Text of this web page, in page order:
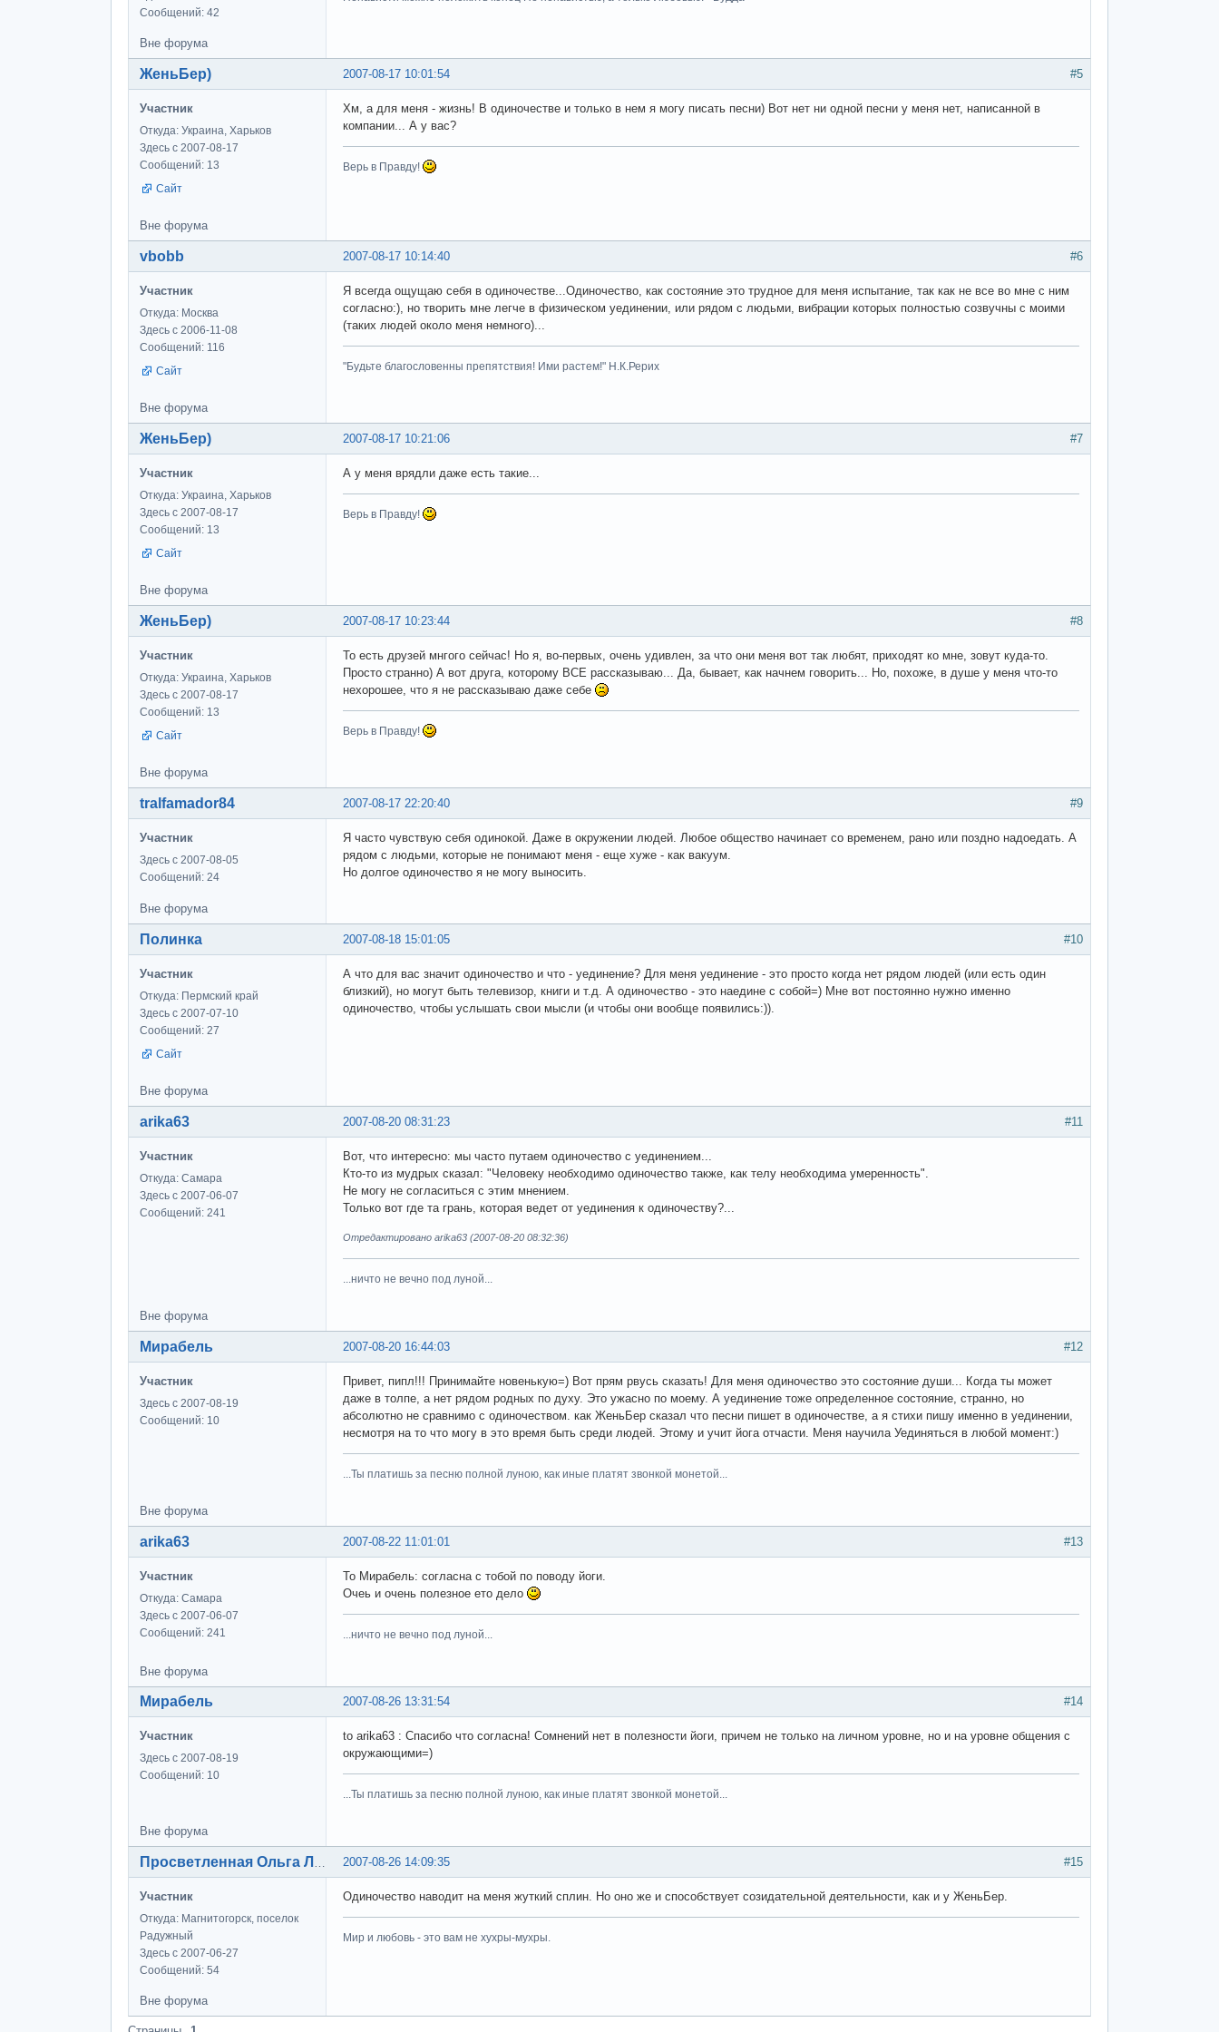
Сообщений: 42
Вне форума
#5
2007-08-17 10:01:54
ЖеньБер)
Участник
Откуда: Украина, Харьков
Здесь с 2007-08-17
Сообщений: 13
Сайт
Хм, а для меня - жизнь! В одиночестве и только в нем я могу писать песни) Вот нет ни одной песни у меня нет, написанной в
компании... А у вас?
Верь в Правду!
Вне форума
#6
2007-08-17 10:14:40
vbobb
Участник
Откуда: Москва
Здесь с 2006-11-08
Сообщений: 116
Сайт
Я всегда ощущаю себя в одиночестве...Одиночество, как состояние это трудное для меня испытание, так как не все во мне с ним
согласно:), но творить мне легче в физическом уединении, или рядом с людьми, вибрации которых полностью созвучны с моими
(таких людей около меня немного)...
"Будьте благословенны препятствия! Ими растем!" Н.К.Рерих
Вне форума
#7
2007-08-17 10:21:06
ЖеньБер)
Участник
Откуда: Украина, Харьков
Здесь с 2007-08-17
Сообщений: 13
Сайт
А у меня врядли даже есть такие...
Верь в Правду!
Вне форума
#8
2007-08-17 10:23:44
ЖеньБер)
Участник
Откуда: Украина, Харьков
Здесь с 2007-08-17
Сообщений: 13
Сайт
То есть друзей мнгого сейчас! Но я, во-первых, очень удивлен, за что они меня вот так любят, приходят ко мне, зовут куда-то.
Просто странно) А вот друга, которому ВСЕ рассказываю... Да, бывает, как начнем говорить... Но, похоже, в душе у меня что-то
нехорошее, что я не рассказываю даже себе
Верь в Правду!
Вне форума
#9
2007-08-17 22:20:40
tralfamador84
Участник
Здесь с 2007-08-05
Сообщений: 24
Я часто чувствую себя одинокой. Даже в окружении людей. Любое общество начинает со временем, рано или поздно надоедать. А
рядом с людьми, которые не понимают меня - еще хуже - как вакуум.
Но долгое одиночество я не могу выносить.
Вне форума
#10
2007-08-18 15:01:05
Полинка
Участник
Откуда: Пермский край
Здесь с 2007-07-10
Сообщений: 27
Сайт
А что для вас значит одиночество и что - уединение? Для меня уединение - это просто когда нет рядом людей (или есть один
близкий), но могут быть телевизор, книги и т.д. А одиночество - это наедине с собой=) Мне вот постоянно нужно именно
одиночество, чтобы услышать свои мысли (и чтобы они вообще появились:)).
Вне форума
#11
2007-08-20 08:31:23
arika63
Участник
Откуда: Самара
Здесь с 2007-06-07
Сообщений: 241
Вот, что интересно: мы часто путаем одиночество с уединением...
Кто-то из мудрых сказал: "Человеку необходимо одиночество также, как телу необходима умеренность".
Не могу не согласиться с этим мнением.
Только вот где та грань, которая ведет от уединения к одиночеству?...
Отредактировано arika63 (2007-08-20 08:32:36)
...ничто не вечно под луной...
Вне форума
#12
2007-08-20 16:44:03
Мирабель
Участник
Здесь с 2007-08-19
Сообщений: 10
Привет, пипл!!! Принимайте новенькую=) Вот прям рвусь сказать! Для меня одиночество это состояние души... Когда ты может
даже в толпе, а нет рядом родных по духу. Это ужасно по моему. А уединение тоже определенное состояние, странно, но
абсолютно не сравнимо с одиночеством. как ЖеньБер сказал что песни пишет в одиночестве, а я стихи пишу именно в уединении,
несмотря на то что могу в это время быть среди людей. Этому и учит йога отчасти. Меня научила Уединяться в любой момент:)
...Ты платишь за песню полной луною, как иные платят звонкой монетой...
Вне форума
#13
2007-08-22 11:01:01
arika63
Участник
Откуда: Самара
Здесь с 2007-06-07
Сообщений: 241
То Мирабель: согласна с тобой по поводу йоги.
Очеь и очень полезное ето дело
...ничто не вечно под луной...
Вне форума
#14
2007-08-26 13:31:54
Мирабель
Участник
Здесь с 2007-08-19
Сообщений: 10
to arika63 : Спасибо что согласна! Сомнений нет в полезности йоги, причем не только на личном уровне, но и на уровне общения с
окружающими=)
...Ты платишь за песню полной луною, как иные платят звонкой монетой...
Вне форума
#15
2007-08-26 14:09:35
Просветленная Ольга Лэнс
Участник
Откуда: Магнитогорск, поселок
Радужный
Здесь с 2007-06-27
Сообщений: 54
Одиночество наводит на меня жуткий сплин. Но оно же и способствует созидательной деятельности, как и у ЖеньБер.
Мир и любовь - это вам не хухры-мухры.
Вне форума